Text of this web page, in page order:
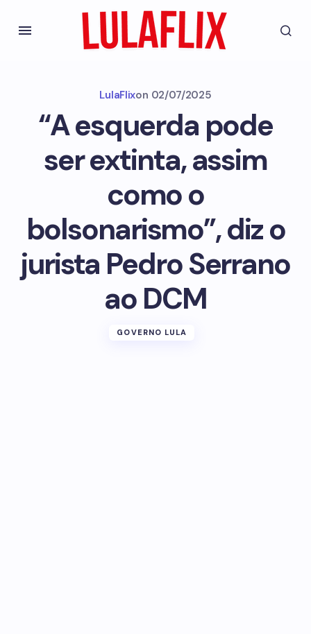
LulaFlixon 02/07/2025
“A esquerda pode
ser extinta, assim
como o
bolsonarismo”, diz o
jurista Pedro Serrano
ao DCM
GOVERNO LULA